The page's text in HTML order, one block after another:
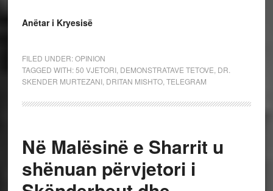
Anëtar i Kryesisë
FILED UNDER:OPINION
TAGGED WITH:50 VJETORI, DEMONSTRATAVE TETOVE DR.
SKENDER MURTEZANI, DRITAN MISHTO, TELEGRAM
Në Malësinë e Sharrit u
shënuan përvjetori i